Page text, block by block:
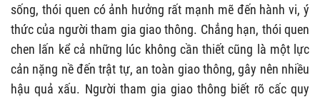
sống, thói quen có ảnh hưởng rất mạnh mẽ đến hành vi, ý
thức của người tham gia giao thông. Chẳng hạn, thói quen
chen lấn kể cả những lúc không cần thiết cũng là một lực
cản nặng nề đến trật tự, an toàn giao thông, gây nên nhiều
hậu quả xấu. Người tham gia giao thông biết rõ cấc quy